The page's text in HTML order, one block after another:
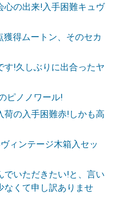
心の出来!入手困難キュヴ
得ムートン、そのセカ
す!久しぶりに出合ったヤ
ピノノワール!
荷の入手困難赤!しかも高
ィンテージ木箱入セッ
でいただきたい!と、言い
なくて申し訳ありませ